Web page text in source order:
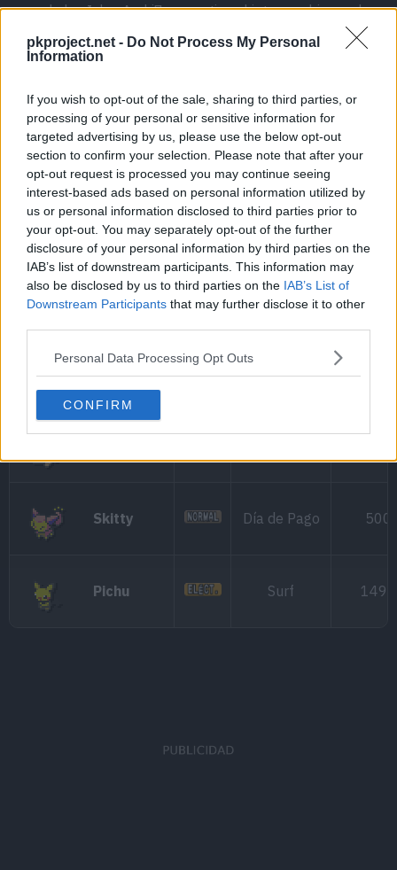
pkproject.net - Do Not Process My Personal
Information
If you wish to opt-out of the sale, sharing to third parties, or
processing of your personal or sensitive information for
targeted advertising by us, please use the below opt-out
section to confirm your selection. Please note that after your
opt-out request is processed you may continue seeing
interest-based ads based on personal information utilized by
us or personal information disclosed to third parties prior to
your opt-out. You may separately opt-out of the further
disclosure of your personal information by third parties on the
IAB’s list of downstream participants. This information may
also be disclosed by us to third parties on the IAB’s List of
Downstream Participants that may further disclose it to other
Personal Data Processing Opt Outs
CONFIRM
de las Islas Archi7 que activa el intercambio con los
juegos de Hoenn.
Para sacar Pokémon que no sean originarios de tu
Pokémon especiales
Pokémon BOX tiene 4 Pokémon especiales que podrás
obtener, dentro de un huevo, al depositar cierta cantidad
de Pokémon en las cajas:
Pokémon Tipos Movimiento
Swablu Falsotortazo
Veloc.
Extrema
Skitty Día de Pago 500
Pichu Surf 1499